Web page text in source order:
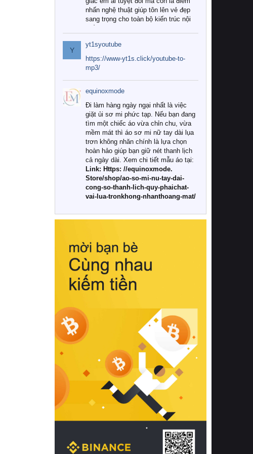
nhấn nghệ thuật giúp tôn lên vẻ đẹp
sang trọng cho toàn bộ kiến trúc nội
Tuy nhiên, giữa thị trường đa dạng
với vô vàn thương hiệu và mẫu mã
như hiện nay, làm thế nào để chọn
được những bộ chăn ga gối đệm cao
cấp thực sự chất lượng, phù hợp với
khí hậu và nhu cầu sử dụng của gia
đình? Hãy cùng chúng tôi đi tìm lời
giải đáp chi tiết qua bài viết dưới đây.
1. Tại sao các gia đình hiện đại lại ưa
chuộng chăn ga gối đệm cao cấp?
Khác với các dòng sản phẩm thông
thường, những bộ chăn ga gối đệm
cao cấp trải qua quy trình sản xuất
nghiêm ngặt từ khâu chọn lọc nguyên
liệu tự nhiên đến công nghệ dệt
nhuộm hiện đại không chứa hóa chất
này, bạn sẽ cảm nhận rõ rệt sự khác
hồi chuẩn xác của phần đệm nâng đỡ
cột sống.
Bên cạnh đó, việc lựa chọn các dòng
sản phẩm đạt chuẩn chất lượng quốc
tế còn giúp ngăn ngừa tình trạng kích
khuẩn và nấm mốc trong điều kiện
thời tiết nóng ẩm. Bạn có thể tìm hiểu
thêm các nghiên cứu khoa học về tác
động của giấc ngủ và môi trường
phòng ngủ đối với sức khỏe con
người tại Sleep Foundation (External
Link) để có cái nhìn toàn diện hơn.
2. Các tiêu chí vàng khi lựa chọn
chăn ga gối đệm cao cấp cho phòng
ngủ
Để sở hữu một bộ chăn ga gối đệm
cao cấp hoàn hảo cả về thẩm mỹ lẫn
công năng, người tiêu dùng cần cân
nhắc kỹ lưỡng các tiêu chí quan trọng
Y
yt1syoutube
https://www-yt1s.click/youtube-to-
mp3/
equinoxmode
Đi làm hàng ngày ngại nhất là việc
giặt ủi sơ mi phức tạp. Nếu bạn đang
tìm một chiếc áo vừa chỉn chu, vừa
mềm mát thì áo sơ mi nữ tay dài lụa
trơn không nhăn chính là lựa chọn
hoàn hảo giúp bạn giữ nét thanh lịch
cả ngày dài. Xem chi tiết mẫu áo tại:
Link: Https: //equinoxmode.
Store/shop/ao-so-mi-nu-tay-dai-
cong-so-thanh-lich-quy-phaichat-
vai-lua-tronkhong-nhanthoang-mat/